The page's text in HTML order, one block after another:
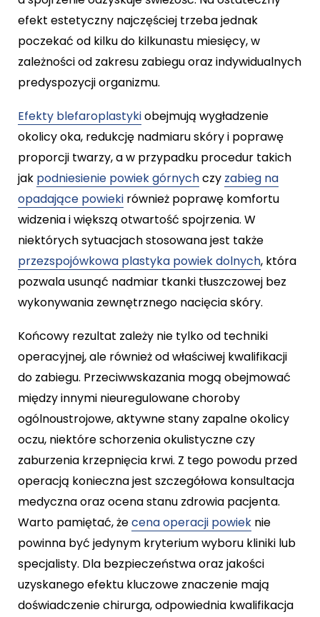
efekt estetyczny najczęściej trzeba jednak
poczekać od kilku do kilkunastu miesięcy, w
zależności od zakresu zabiegu oraz indywidualnych
predyspozycji organizmu.
Efekty blefaroplastykiobejmują wygładzenie
okolicy oka, redukcję nadmiaru skóry i poprawę
proporcji twarzy, a w przypadku procedur takich
jak podniesienie powiek górnychczy zabieg na
opadające powieki również poprawę komfortu
widzenia i większą otwartość spojrzenia. W
niektórych sytuacjach stosowana jest także
przezspojówkowa plastyka powiek dolnych, która
pozwala usunąć nadmiar tkanki tłuszczowej bez
wykonywania zewnętrznego nacięcia skóry.
Końcowy rezultat zależy nie tylko od techniki
operacyjnej, ale również od właściwej kwalifikacji
do zabiegu. Przeciwwskazania mogą obejmować
między innymi nieuregulowane choroby
ogólnoustrojowe, aktywne stany zapalne okolicy
oczu, niektóre schorzenia okulistyczne czy
zaburzenia krzepnięcia krwi. Z tego powodu przed
operacją konieczna jest szczegółowa konsultacja
medyczna oraz ocena stanu zdrowia pacjenta.
Warto pamiętać, żecena operacji powiek nie
powinna być jedynym kryterium wyboru kliniki lub
specjalisty. Dla bezpieczeństwa oraz jakości
uzyskanego efektu kluczowe znaczenie mają
doświadczenie chirurga, odpowiednia kwalifikacja